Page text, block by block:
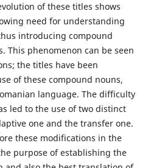
of these titles shows
need for understanding
introducing compound
This phenomenon can be seen
the titles have been
of these compound nouns,
language. The difficulty
led to the use of two distinct
one and the transfer one.
these modifications in the
purpose of establishing the